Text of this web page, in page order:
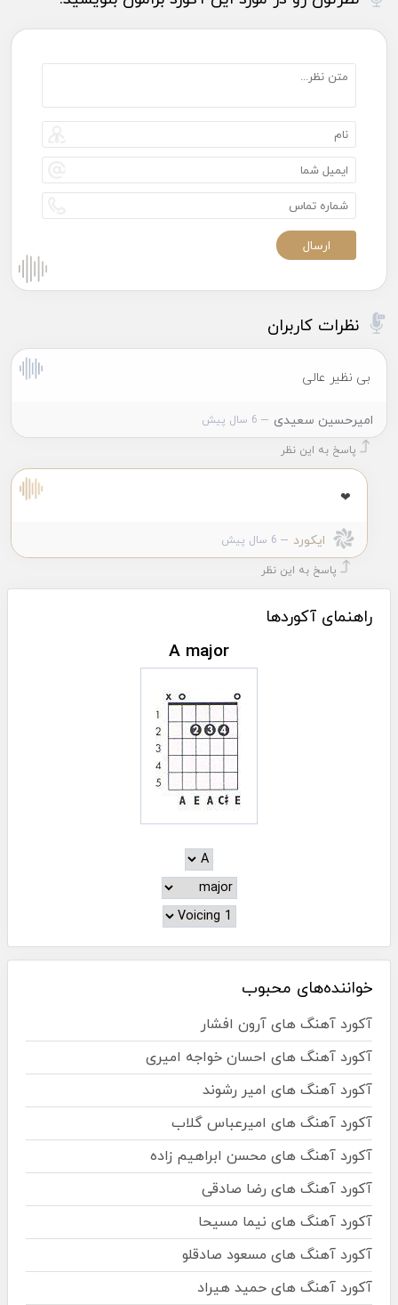
نظرات کاربران
بی نظیر عالی
امیرحسین سعیدی
پاسخ به این نظر
❤
ایکورد
پاسخ به این نظر
راهنمای آکوردها
A major
خواننده‌های محبوب
آکورد آهنگ های آرون افشار
آکورد آهنگ های احسان خواجه امیری
آکورد آهنگ های امیر رشوند
آکورد آهنگ های امیرعباس گلاب
آکورد آهنگ های محسن ابراهیم زاده
آکورد آهنگ های رضا صادقی
آکورد آهنگ های نیما مسیحا
آکورد آهنگ های مسعود صادقلو
آکورد آهنگ های حمید هیراد